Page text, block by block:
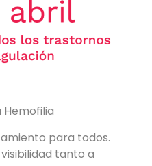
Hemofilia
para todos.
tanto a